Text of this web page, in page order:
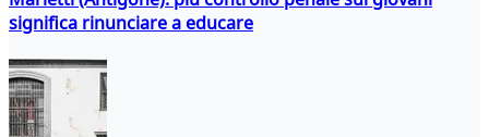
significa rinunciare a educare